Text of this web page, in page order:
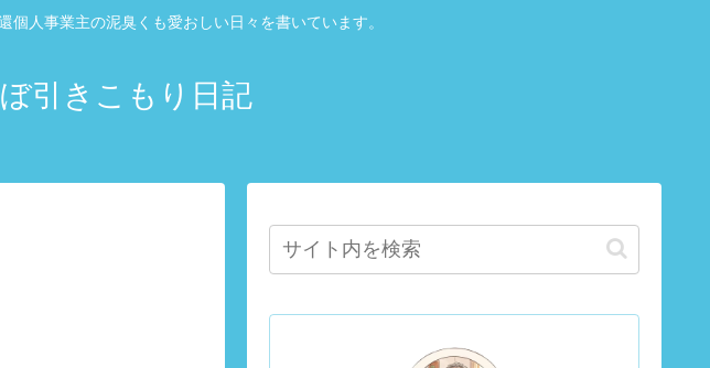
個人事業主の泥臭くも愛おしい日々を書いています。
引きこもり日記